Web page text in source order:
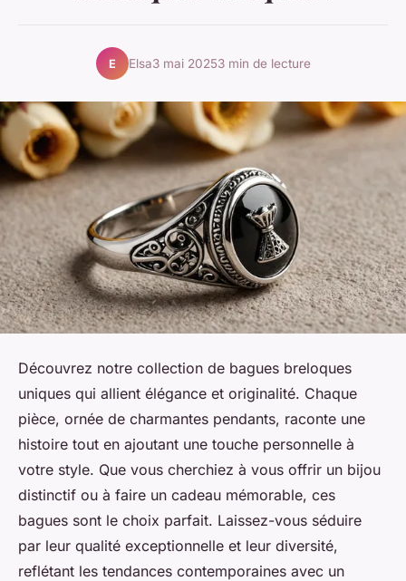
E Elsa3 mai 20253 min de lecture
Découvrez notre collection de bagues breloques
uniques qui allient élégance et originalité. Chaque
pièce, ornée de charmantes pendants, raconte une
histoire tout en ajoutant une touche personnelle à
votre style. Que vous cherchiez à vous offrir un bijou
distinctif ou à faire un cadeau mémorable, ces
bagues sont le choix parfait. Laissez-vous séduire
par leur qualité exceptionnelle et leur diversité,
reflétant les tendances contemporaines avec un